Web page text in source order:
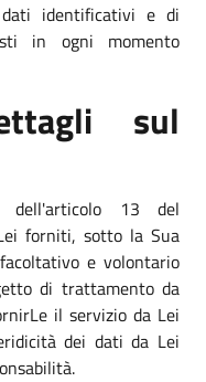
identificativi e di
in ogni momento
sul
13 del
forniti, sotto la Sua
e volontario
di trattamento da
il servizio da Lei
dei dati da Lei